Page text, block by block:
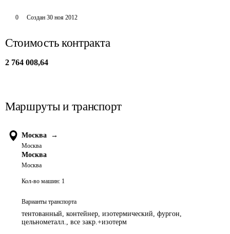
0 Создан 30 ноя 2012
Стоимость контракта
2 764 008,64
Маршруты и транспорт
Москва →
Москва
Москва
Москва
Кол-во машин: 1
Варианты транспорта
тентованный, контейнер, изотермический, фургон,
цельнометалл., все закр.+изотерм